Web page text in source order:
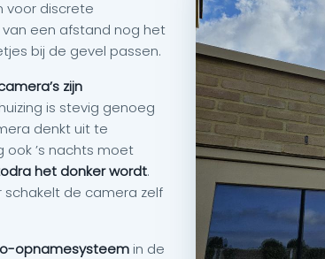
voor discrete
een afstand nog het
bij de gevel passen.
zijn
is stevig genoeg
denkt uit te
ook ’s nachts moet
het donker wordt.
schakelt de camera zelf
opnamesysteem in de